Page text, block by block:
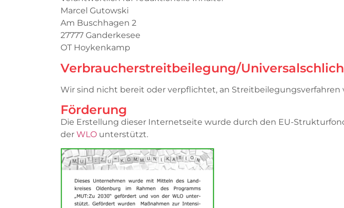
Marcel Gutowski
Am Buschhagen 2
27777 Ganderkesee
OT Hoykenkamp
Verbraucher­streit­beilegung/
Wir sind nicht bereit oder verpflichtet, an
Förderung
Die Erstellung dieser Internetseite wurde durch den EU-
der WLO unterstützt.